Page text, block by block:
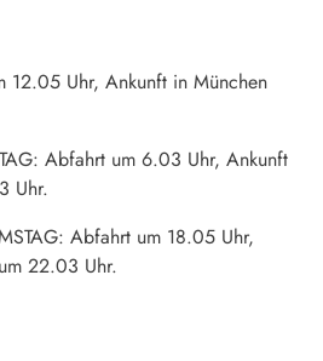
12.05 Uhr, Ankunft in München
Abfahrt um 6.03 Uhr, Ankunft
Uhr.
Abfahrt um 18.05 Uhr,
22.03 Uhr.